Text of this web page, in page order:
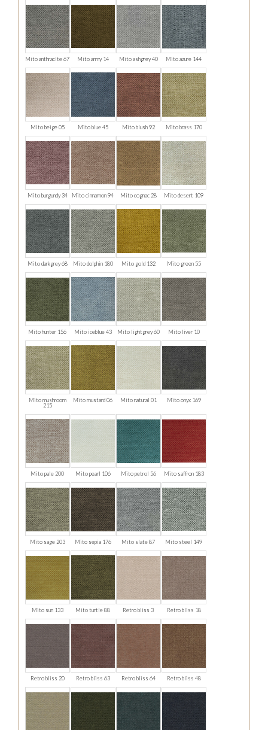
Mito anthracite 67 Mito army 14 Mito ashgrey 40 Mito azure 144
Mito beige 05 Mito blue 45 Mito blush 92 Mito brass 170
Mito burgundy 34 Mito cinnamon 94 Mito cognac 28 Mito desert 109
Mito darkgrey 68 Mito dolphin 180 Mito gold 132 Mito green 55
Mito hunter 156 Mito iceblue 43 Mito lightgrey 60 Mito liver 10
Mito mushroom
215
Mito mustard 06 Mito natural 01 Mito onyx 169
Mito pale 200 Mito pearl 106 Mito petrol 56 Mito saffron 183
Mito sage 203 Mito sepia 176 Mito slate 87 Mito steel 149
Mito sun 133 Mito turtle 88 Retro bliss 3 Retro bliss 18
Retro bliss 20 Retro bliss 63 Retro bliss 64 Retro bliss 48